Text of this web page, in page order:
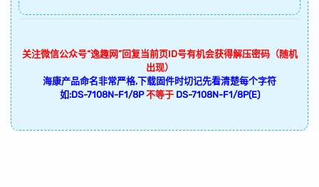
关注微信公众号“逸趣网”回复当前页ID号有机会获得解压密码（随机
出现）
海康产品命名非常严格,下载固件时切记先看清楚每个字符
如:DS-7108N-F1/8P 不等于 DS-7108N-F1/8P(E)